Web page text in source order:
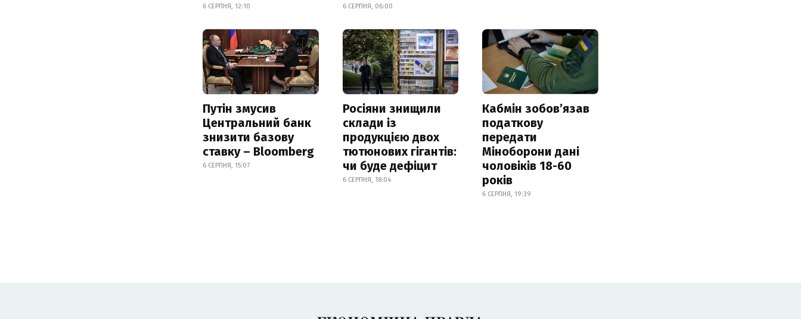
6 СЕРПНЯ, 12:10 6 СЕРПНЯ, 06:00
Путін змусив
Центральний банк
знизити базову
ставку – Bloomberg
6 СЕРПНЯ, 15:07
Росіяни знищили
склади із
продукцією двох
тютюнових гігантів:
чи буде дефіцит
6 СЕРПНЯ, 18:04
Кабмін зобовʼязав
податкову
передати
Міноборони дані
чоловіків 18-60
років
6 СЕРПНЯ, 19:39